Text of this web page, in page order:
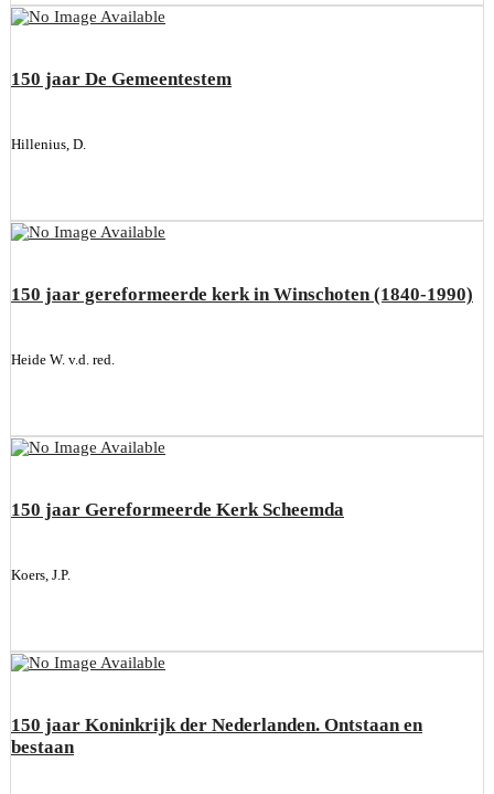
150 jaar De Gemeentestem
Hillenius, D.
150 jaar gereformeerde kerk in Winschoten (1840-1990)
Heide W. v.d. red.
150 jaar Gereformeerde Kerk Scheemda
Koers, J.P.
150 jaar Koninkrijk der Nederlanden. Ontstaan en
bestaan